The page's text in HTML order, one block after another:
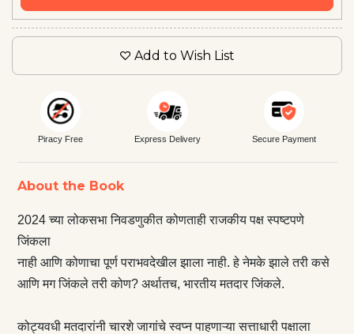
Add to Wish List
Piracy Free Express Delivery Secure Payment
About the Book
2024 च्या लोकसभा निवडणुकीत कोणताही राजकीय पक्ष स्पष्टपणे
जिंकला
नाही आणि कोणाचा पूर्ण पराभवदेखील झाला नाही. हे नेमके झाले तरी कसे
आणि मग जिंकले तरी कोण? अर्थातच, भारतीय मतदार जिंकले.
कोट्यवधी मतदारांनी चारशे जागांचे स्वप्न पाहणाऱ्या सत्ताधारी पक्षाला